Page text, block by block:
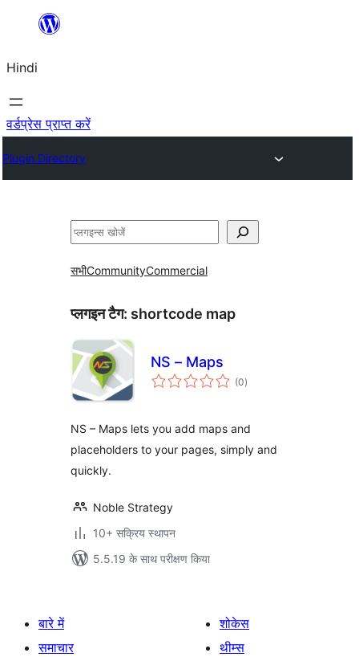
सामग्री
जाएं
Hindi
वर्डप्रेस प्राप्त करें
Plugin Directory
खोजें
सभीCommunityCommercial
प्लगइन टैग: shortcode map
NS – Maps
(0कुल
दर)
NS – Maps lets you add maps and
placeholders to your pages, simply and
quickly.
Noble Strategy
10+ सक्रिय स्थापन
5.5.19 के साथ परीक्षण किया
बारे में
समाचार
शोकेस
थीम्स